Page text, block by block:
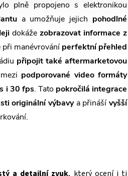
plně propojeno s elektronikou
a umožňuje jejich pohodlné
dokážezobrazovat informace z
při manévrováníperfektní přehled
připojit také aftermarketovou
podporované video formáty
i 30 fps. Tato pokročilá integrace
originální výbavya přinášívyšší
a detailní zvuk, který ocení i ti